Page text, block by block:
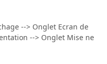
--> Onglet Ecran de
--> Onglet Mise ne